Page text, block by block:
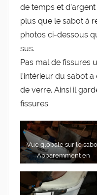
de temps et
plus que le sabot à
pho­tos ci-​dessous
sus.
Pas mal de fis­sures
l’in­té­rieur du sabot
de verre. Ain­si il
fissures.
Vue glo­bale sur le
Appa­rem­ment en